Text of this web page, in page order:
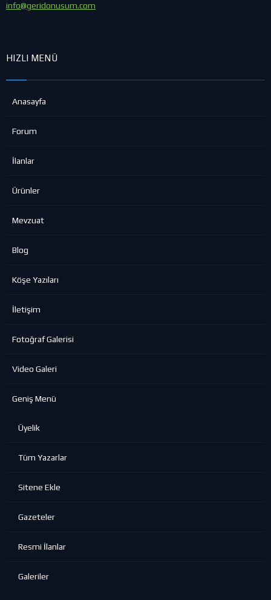
info@geridonusum.com
HIZLI MENÜ
Anasayfa
Forum
İlanlar
Ürünler
Mevzuat
Blog
Köşe Yazıları
İletişim
Fotoğraf Galerisi
Video Galeri
Geniş Menü
Üyelik
Tüm Yazarlar
Sitene Ekle
Gazeteler
Resmi İlanlar
Galeriler